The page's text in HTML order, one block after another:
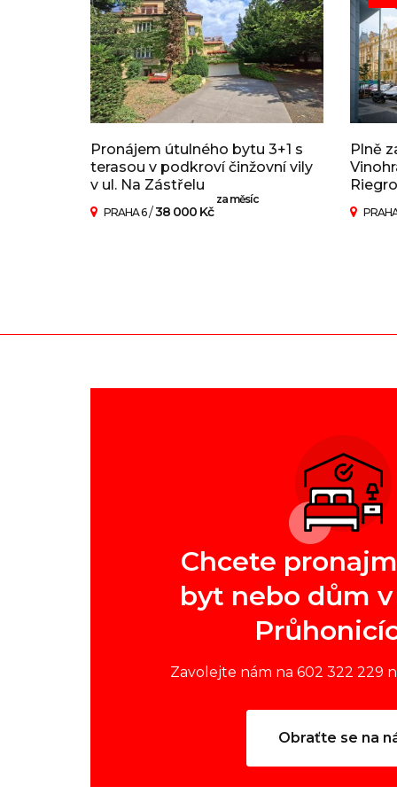
Pronájem útulného bytu 3+1 s
terasou v podkroví činžovní vily
v ul. Na Zástřelu
PRAHA 6/38 000 Kč
za měsíc
Plně
Chcete
byt nebo dům v
Zavolejte nám na 602 322 229
Obraťte se na